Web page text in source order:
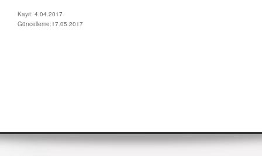
Kayıt: 4.04.2017
Güncelleme:17.05.2017